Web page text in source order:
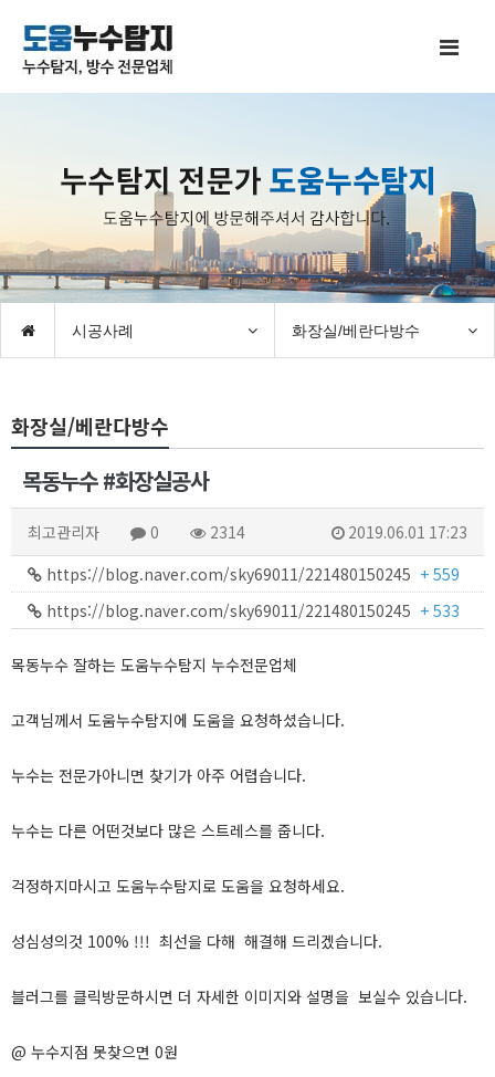
시공사례 화장실/베란다방수
화장실/베란다방수
목동누수 #화장실공사
최고관리자 0 2314
2019.06.01 17:23
https://blog.naver.com/sky69011/221480150245 + 559
https://blog.naver.com/sky69011/221480150245 + 533
목동누수 잘하는 도움누수탐지 누수전문업체
고객님께서 도움누수탐지에 도움을 요청하셨습니다.
누수는 전문가아니면 찾기가 아주 어렵습니다.
누수는 다른 어떤것보다 많은 스트레스를 줍니다.
걱정하지마시고 도움누수탐지로 도움을 요청하세요.
성심성의것 100% !!! 최선을 다해 해결해 드리겠습니다.
블러그를 클릭방문하시면 더 자세한 이미지와 설명을 보실수 있습니다.
@ 누수지점 못찾으면 0원